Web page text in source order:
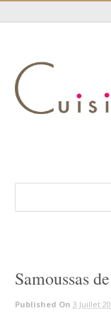
Samoussas
Published On3 Juillet